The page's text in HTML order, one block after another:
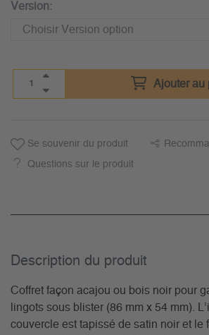
Version:
Ajouter au
Se souvenir du produit
Questions sur le produit
Description du­ produit
Coffret façon acajou ou bois noir pour
lingots sous blister (86 mm x 54 mm).
couvercle est tapissé de satin noir et le